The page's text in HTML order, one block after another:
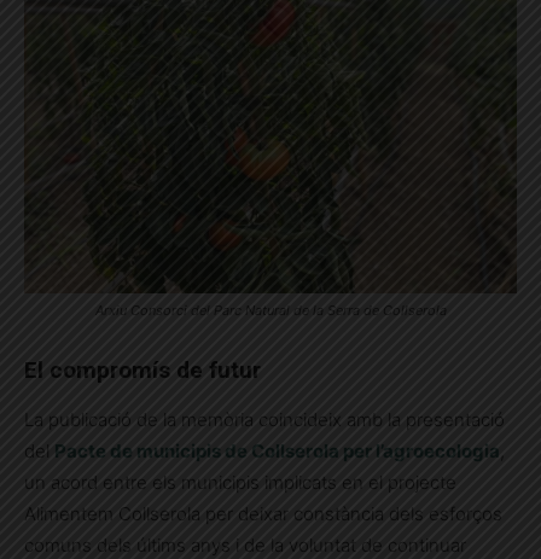
Arxiu Consorci del Parc Natural de la Serra de Collserola
El compromís de futur
La publicació de la memòria coincideix amb la presentació
del Pacte de municipis de Collserola per l’agroecologia,
un acord entre els municipis implicats en el projecte
Alimentem Collserola per deixar constància dels esforços
comuns dels últims anys i de la voluntat de continuar